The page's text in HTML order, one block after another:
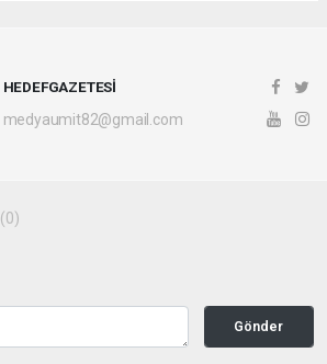
HEDEFGAZETESİ
medyaumit82@gmail.com
(0)
Gönder